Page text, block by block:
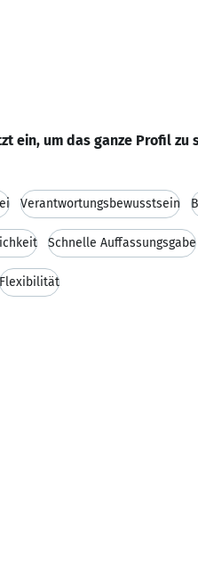
ein, um das ganze Profil zu
Verantwortungsbewusstsein
Schnelle Auffassungsgabe
Flexibilität